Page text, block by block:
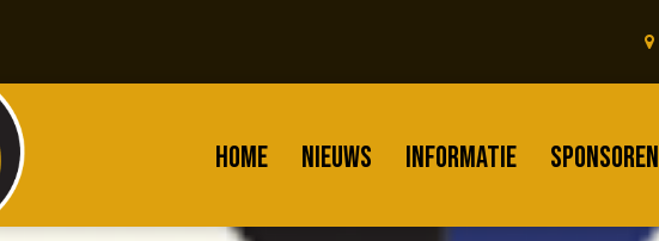
HOME NIEUWS INFORMATIE SPONSOREN